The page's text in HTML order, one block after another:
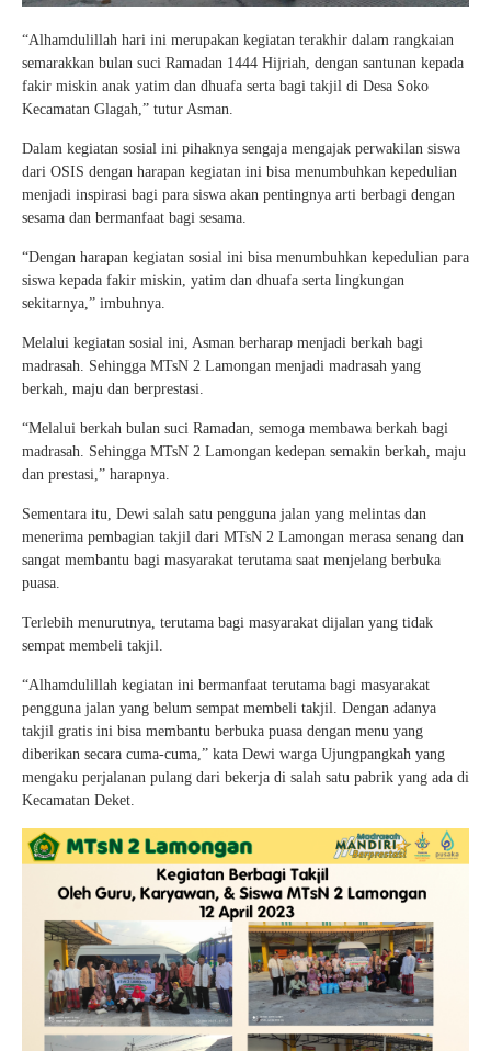
“Alhamdulillah hari ini merupakan kegiatan terakhir dalam rangkaian
semarakkan bulan suci Ramadan 1444 Hijriah, dengan santunan kepada
fakir miskin anak yatim dan dhuafa serta bagi takjil di Desa Soko
Kecamatan Glagah,” tutur Asman.
Dalam kegiatan sosial ini pihaknya sengaja mengajak perwakilan siswa
dari OSIS dengan harapan kegiatan ini bisa menumbuhkan kepedulian
menjadi inspirasi bagi para siswa akan pentingnya arti berbagi dengan
sesama dan bermanfaat bagi sesama.
“Dengan harapan kegiatan sosial ini bisa menumbuhkan kepedulian para
siswa kepada fakir miskin, yatim dan dhuafa serta lingkungan
sekitarnya,” imbuhnya.
Melalui kegiatan sosial ini, Asman berharap menjadi berkah bagi
madrasah. Sehingga MTsN 2 Lamongan menjadi madrasah yang
berkah, maju dan berprestasi.
“Melalui berkah bulan suci Ramadan, semoga membawa berkah bagi
madrasah. Sehingga MTsN 2 Lamongan kedepan semakin berkah, maju
dan prestasi,” harapnya.
Sementara itu, Dewi salah satu pengguna jalan yang melintas dan
menerima pembagian takjil dari MTsN 2 Lamongan merasa senang dan
sangat membantu bagi masyarakat terutama saat menjelang berbuka
puasa.
Terlebih menurutnya, terutama bagi masyarakat dijalan yang tidak
sempat membeli takjil.
“Alhamdulillah kegiatan ini bermanfaat terutama bagi masyarakat
pengguna jalan yang belum sempat membeli takjil. Dengan adanya
takjil gratis ini bisa membantu berbuka puasa dengan menu yang
diberikan secara cuma-cuma,” kata Dewi warga Ujungpangkah yang
mengaku perjalanan pulang dari bekerja di salah satu pabrik yang ada di
Kecamatan Deket.